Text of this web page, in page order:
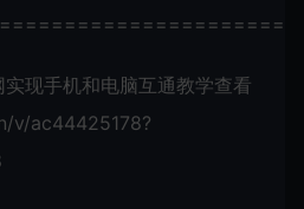
现手机和电脑互通教学查看
v/ac44425178?